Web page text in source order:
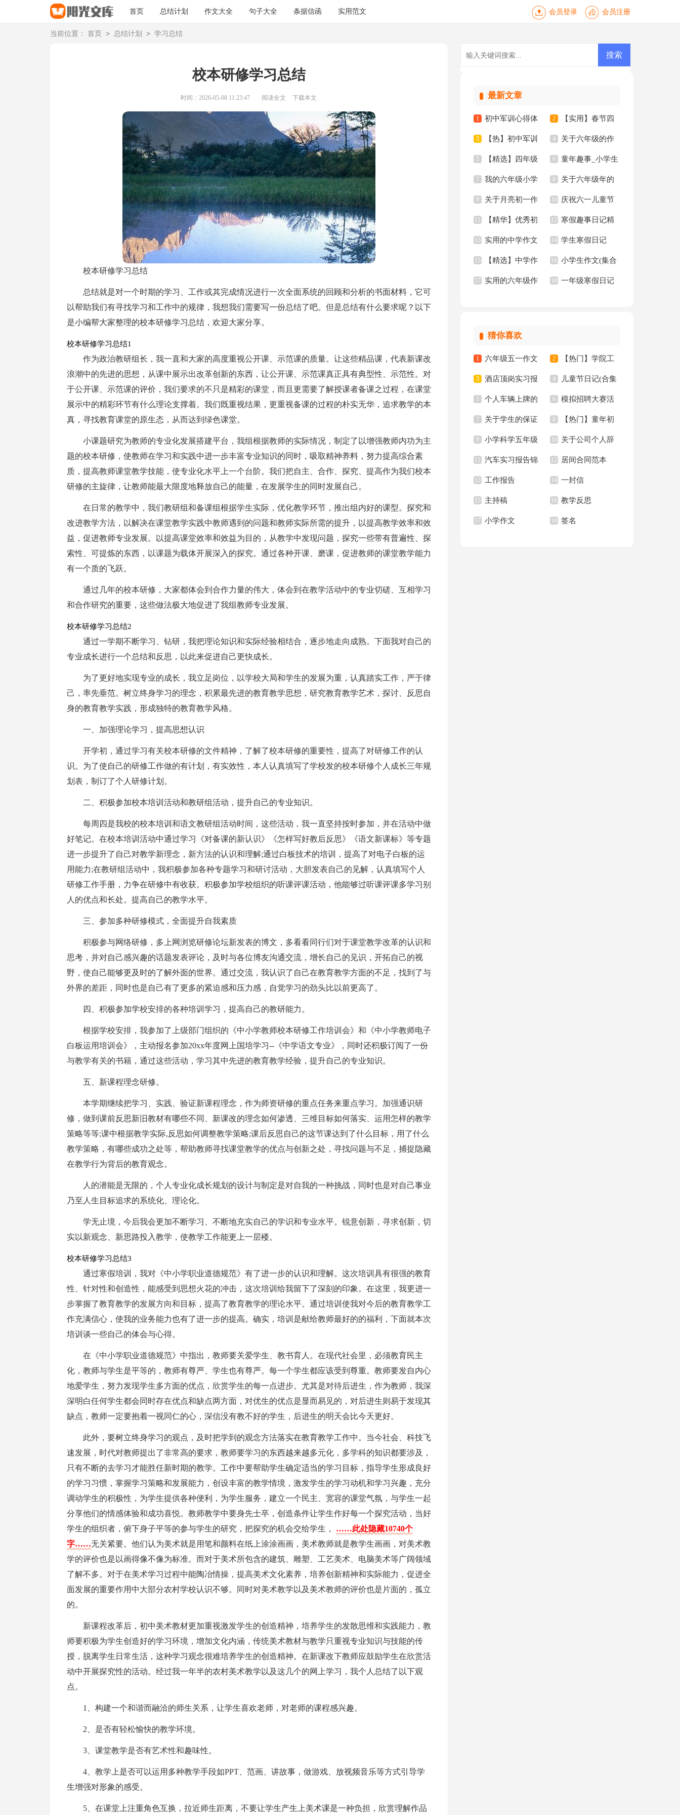
首页 总结计划 作文大全 句子大全 条据信函 实用范文 会员登录 会员注册
当前位置： 首页 > 总结计划 > 学习总结
校本研修学习总结
时间：2026-05-08 11:23:47 阅读全文 下载本文
校本研修学习总结
总结就是对一个时期的学习、工作或其完成情况进行一次全面系统的回顾和分析的书面材料，它可
以帮助我们有寻找学习和工作中的规律，我想我们需要写一份总结了吧。但是总结有什么要求呢？以下
是小编帮大家整理的校本研修学习总结，欢迎大家分享。
校本研修学习总结1
作为政治教研组长，我一直和大家的高度重视公开课、示范课的质量。让这些精品课，代表新课改
浪潮中的先进的思想，从课中展示出改革创新的东西，让公开课、示范课真正具有典型性、示范性。对
于公开课、示范课的评价，我们要求的不只是精彩的课堂，而且更需要了解授课者备课之过程，在课堂
展示中的精彩环节有什么理论支撑着。我们既重视结果，更重视备课的过程的朴实无华，追求教学的本
真，寻找教育课堂的原生态，从而达到绿色课堂。
小课题研究为教师的专业化发展搭建平台，我组根据教师的实际情况，制定了以增强教师内功为主
题的校本研修，使教师在学习和实践中进一步丰富专业知识的同时，吸取精神养料，努力提高综合素
质，提高教师课堂教学技能，使专业化水平上一个台阶。我们把自主、合作、探究、提高作为我们校本
研修的主旋律，让教师能最大限度地释放自己的能量，在发展学生的同时发展自己。
在日常的教学中，我们教研组和备课组根据学生实际，优化教学环节，推出组内好的课型。探究和
改进教学方法，以解决在课堂教学实践中教师遇到的问题和教师实际所需的提升，以提高教学效率和效
益，促进教师专业发展。以提高课堂效率和效益为目的，从教学中发现问题，探究一些带有普遍性、探
索性、可提炼的东西，以课题为载体开展深入的探究。通过各种开课、磨课，促进教师的课堂教学能力
有一个质的飞跃。
通过几年的校本研修，大家都体会到合作力量的伟大，体会到在教学活动中的专业切磋、互相学习
和合作研究的重要，这些做法极大地促进了我组教师专业发展。
校本研修学习总结2
通过一学期不断学习、钻研，我把理论知识和实际经验相结合，逐步地走向成熟。下面我对自己的
专业成长进行一个总结和反思，以此来促进自己更快成长。
为了更好地实现专业的成长，我立足岗位，以学校大局和学生的发展为重，认真踏实工作，严于律
己，率先垂范。树立终身学习的理念，积累最先进的教育教学思想，研究教育教学艺术，探讨、反思自
身的教育教学实践，形成独特的教育教学风格。
一、加强理论学习，提高思想认识
开学初，通过学习有关校本研修的文件精神，了解了校本研修的重要性，提高了对研修工作的认
识。为了使自己的研修工作做的有计划，有实效性，本人认真填写了学校发的校本研修个人成长三年规
划表，制订了个人研修计划。
二、积极参加校本培训活动和教研组活动，提升自己的专业知识。
每周四是我校的校本培训和语文教研组活动时间，这些活动，我一直坚持按时参加，并在活动中做
好笔记。在校本培训活动中通过学习《对备课的新认识》《怎样写好教后反思》《语文新课标》等专题
进一步提升了自己对教学新理念，新方法的认识和理解;通过白板技术的培训，提高了对电子白板的运
用能力;在教研组活动中，我积极参加各种专题学习和研讨活动，大胆发表自己的见解，认真填写个人
研修工作手册，力争在研修中有收获。积极参加学校组织的听课评课活动，他能够过听课评课多学习别
人的优点和长处。提高自己的教学水平。
三、参加多种研修模式，全面提升自我素质
积极参与网络研修，多上网浏览研修论坛新发表的博文，多看看同行们对于课堂教学改革的认识和
思考，并对自己感兴趣的话题发表评论，及时与各位博友沟通交流，增长自己的见识，开拓自己的视
野，使自己能够更及时的了解外面的世界。通过交流，我认识了自己在教育教学方面的不足，找到了与
外界的差距，同时也是自己有了更多的紧迫感和压力感，自觉学习的劲头比以前更高了。
四、积极参加学校安排的各种培训学习，提高自己的教研能力。
根据学校安排，我参加了上级部门组织的《中小学教师校本研修工作培训会》和《中小学教师电子
白板运用培训会》，主动报名参加20xx年度网上国培学习--《中学语文专业》，同时还积极订阅了一份
与教学有关的书籍，通过这些活动，学习其中先进的教育教学经验，提升自己的专业知识。
五、新课程理念研修。
本学期继续把学习、实践、验证新课程理念，作为师资研修的重点任务来重点学习。加强通识研
修，做到课前反思新旧教材有哪些不同、新课改的理念如何渗透、三维目标如何落实、运用怎样的教学
策略等等;课中根据教学实际,反思如何调整教学策略;课后反思自己的这节课达到了什么目标，用了什么
教学策略，有哪些成功之处等，帮助教师寻找课堂教学的优点与创新之处，寻找问题与不足，捕捉隐藏
在教学行为背后的教育观念。
人的潜能是无限的，个人专业化成长规划的设计与制定是对自我的一种挑战，同时也是对自己事业
乃至人生目标追求的系统化、理论化。
学无止境，今后我会更加不断学习、不断地充实自己的学识和专业水平。锐意创新，寻求创新，切
实以新观念、新思路投入教学，使教学工作能更上一层楼。
校本研修学习总结3
通过寒假培训，我对《中小学职业道德规范》有了进一步的认识和理解。这次培训具有很强的教育
性、针对性和创造性，能感受到思想火花的冲击，这次培训给我留下了深刻的印象。在这里，我更进一
步掌握了教育教学的发展方向和目标，提高了教育教学的理论水平。通过培训使我对今后的教育教学工
作充满信心，使我的业务能力也有了进一步的提高。确实，培训是献给教师最好的的福利，下面就本次
培训谈一些自己的体会与心得。
在《中小学职业道德规范》中指出，教师要关爱学生、教书育人。在现代社会里，必须教育民主
化，教师与学生是平等的，教师有尊严、学生也有尊严。每一个学生都应该受到尊重。教师要发自内心
地爱学生，努力发现学生多方面的优点，欣赏学生的每一点进步。尤其是对待后进生，作为教师，我深
深明白任何学生都会同时存在优点和缺点两方面，对优生的优点是显而易见的，对后进生则易于发现其
缺点，教师一定要抱着一视同仁的心，深信没有教不好的学生，后进生的明天会比今天更好。
此外，要树立终身学习的观点，及时把学到的观念方法落实在教育教学工作中。当今社会、科技飞
速发展，时代对教师提出了非常高的要求，教师要学习的东西越来越多元化，多学科的知识都要涉及，
只有不断的去学习才能胜任新时期的教学。工作中要帮助学生确定适当的学习目标，指导学生形成良好
的学习习惯，掌握学习策略和发展能力，创设丰富的教学情境，激发学生的学习动机和学习兴趣，充分
调动学生的积极性，为学生提供各种便利，为学生服务，建立一个民主、宽容的课堂气氛，与学生一起
分享他们的情感体验和成功喜悦。教师教学中要身先士卒，创造条件让学生作好每一个探究活动，当好
学生的组织者，俯下身子平等的参与学生的研究，把探究的机会交给学生， ……此处隐藏10740个
字……无关紧要。他们认为美术就是用笔和颜料在纸上涂涂画画，美术教师就是教学生画画，对美术教
学的评价也是以画得像不像为标准。而对于美术所包含的建筑、雕塑、工艺美术、电脑美术等广阔领域
了解不多。对于在美术学习过程中能陶冶情操，提高美术文化素养，培养创新精神和实际能力，促进全
面发展的重要作用中大部分农村学校认识不够。同时对美术教学以及美术教师的评价也是片面的，孤立
的。
新课程改革后，初中美术教材更加重视激发学生的创造精神，培养学生的发散思维和实践能力，教
师要积极为学生创造好的学习环境，增加文化内涵，传统美术教材与教学只重视专业知识与技能的传
授，脱离学生日常生活，这种学习观念很难培养学生的创造精神。在新课改下教师应鼓励学生在欣赏活
动中开展探究性的活动。经过我一年半的农村美术教学以及这几个的网上学习，我个人总结了以下观
点。
1、构建一个和谐而融洽的师生关系，让学生喜欢老师，对老师的课程感兴趣。
2、是否有轻松愉快的教学环境。
3、课堂教学是否有艺术性和趣味性。
4、教学上是否可以运用多种教学手段如PPT、范画、讲故事，做游戏、放视频音乐等方式引导学
生增强对形象的感受。
5、在课堂上注重角色互换，拉近师生距离，不要让学生产生上美术课是一种负担，欣赏理解作品
最新文章
1 初中军训心得体
会【热门】
2 【实用】春节四
年级作文集合8篇
3 【热】初中军训
心得体会
4 关于六年级的作
文集锦5篇
5 【精选】四年级
妈妈作文300字集锦
九篇
6 童年趣事_小学生
六年级作文
7 我的六年级小学
作文锦集八篇
8 关于六年级年的
作文300字集合8篇
9 关于月亮初一作
文
10 庆祝六一儿童节
日记
11 【精华】优秀初
中作文集合五篇
12 寒假趣事日记精
选15篇
13 实用的中学作文
锦集六篇
14 学生寒假日记
【热】
15 【精选】中学作
文600字汇总8篇
16 小学生作文(集合
15篇)
17 实用的六年级作 18 一年级寒假日记
猜你喜欢
1 六年级五一作文
300字集锦7篇
2 【热门】学院工
作计划四篇
3 酒店顶岗实习报
告十篇
4 儿童节日记(合集
15篇)
5 个人车辆上牌的
委托书
6 模拟招聘大赛活
动总结
7 关于学生的保证
书汇总八篇
8 【热门】童年初
中作文300字集锦十
篇
9 小学科学五年级
上册教学计划
10 关于公司个人辞
职报告汇总6篇
11 汽车实习报告锦
集八篇
12 居间合同范本
13 工作报告 14 一封信
15 主持稿 16 教学反思
17 小学作文 18 签名